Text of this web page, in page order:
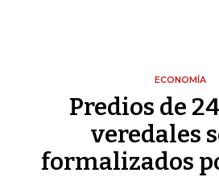
ECONOMÍA
Predios de
veredales
formalizados